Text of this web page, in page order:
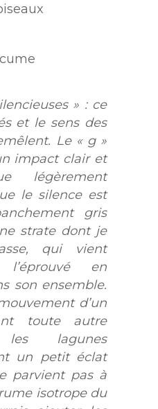
» : ce
et le sens des
Le « g »
impact clair et
légèrement
le silence est
gris
strate dont je
qui vient
en
son ensemble.
d’un
toute autre
lagunes
un petit éclat
parvient pas à
isotrope du